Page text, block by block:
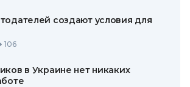
создают условия для
106
в Украине нет никаких